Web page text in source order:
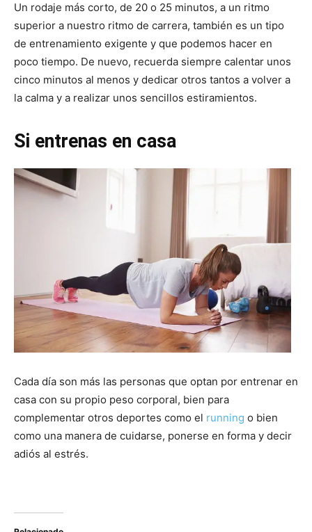
Un rodaje más corto, de 20 o 25 minutos, a un ritmo
superior a nuestro ritmo de carrera, también es un tipo
de entrenamiento exigente y que podemos hacer en
poco tiempo. De nuevo, recuerda siempre calentar unos
cinco minutos al menos y dedicar otros tantos a volver a
la calma y a realizar unos sencillos estiramientos.
Si entrenas en casa
Cada día son más las personas que optan por entrenar en
casa con su propio peso corporal, bien para
complementar otros deportes como el running o bien
como una manera de cuidarse, ponerse en forma y decir
adiós al estrés.